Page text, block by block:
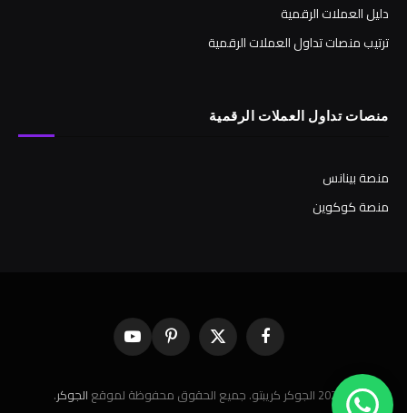
دليل العملات الرقمية
ترتيب منصات تداول العملات الرقمية
منصات تداول العملات الرقمية
منصة بينانس
منصة كوكوين
فيسبوك X
(Twitter)
بينتيريستيوتيوب
© 2026 الجوكر كريبتو. جميع الحقوق محفوظة لموقع الجوكر.